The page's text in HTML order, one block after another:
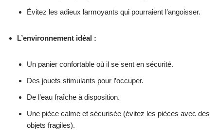
Évitez les adieux larmoyants qui pourraient l’angoisser.
L’environnement idéal :
Un panier confortable où il se sent en sécurité.
Des jouets stimulants pour l’occuper.
De l’eau fraîche à disposition.
Une pièce calme et sécurisée (évitez les pièces avec des
objets fragiles).